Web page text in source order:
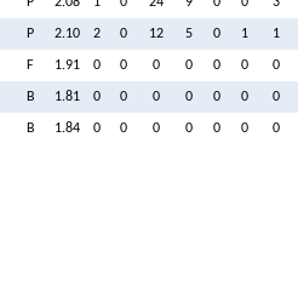
P 2.10 2 0 12 5 0 1 1
F 1.91 0 0 0 0 0 0 0
B 1.81 0 0 0 0 0 0 0
B 1.84 0 0 0 0 0 0 0